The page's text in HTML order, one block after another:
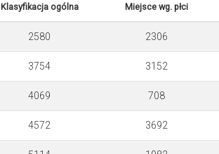
Klasyfikacja ogólna Miejsce wg. płci
2580 2306
3754 3152
4069 708
4572 3692